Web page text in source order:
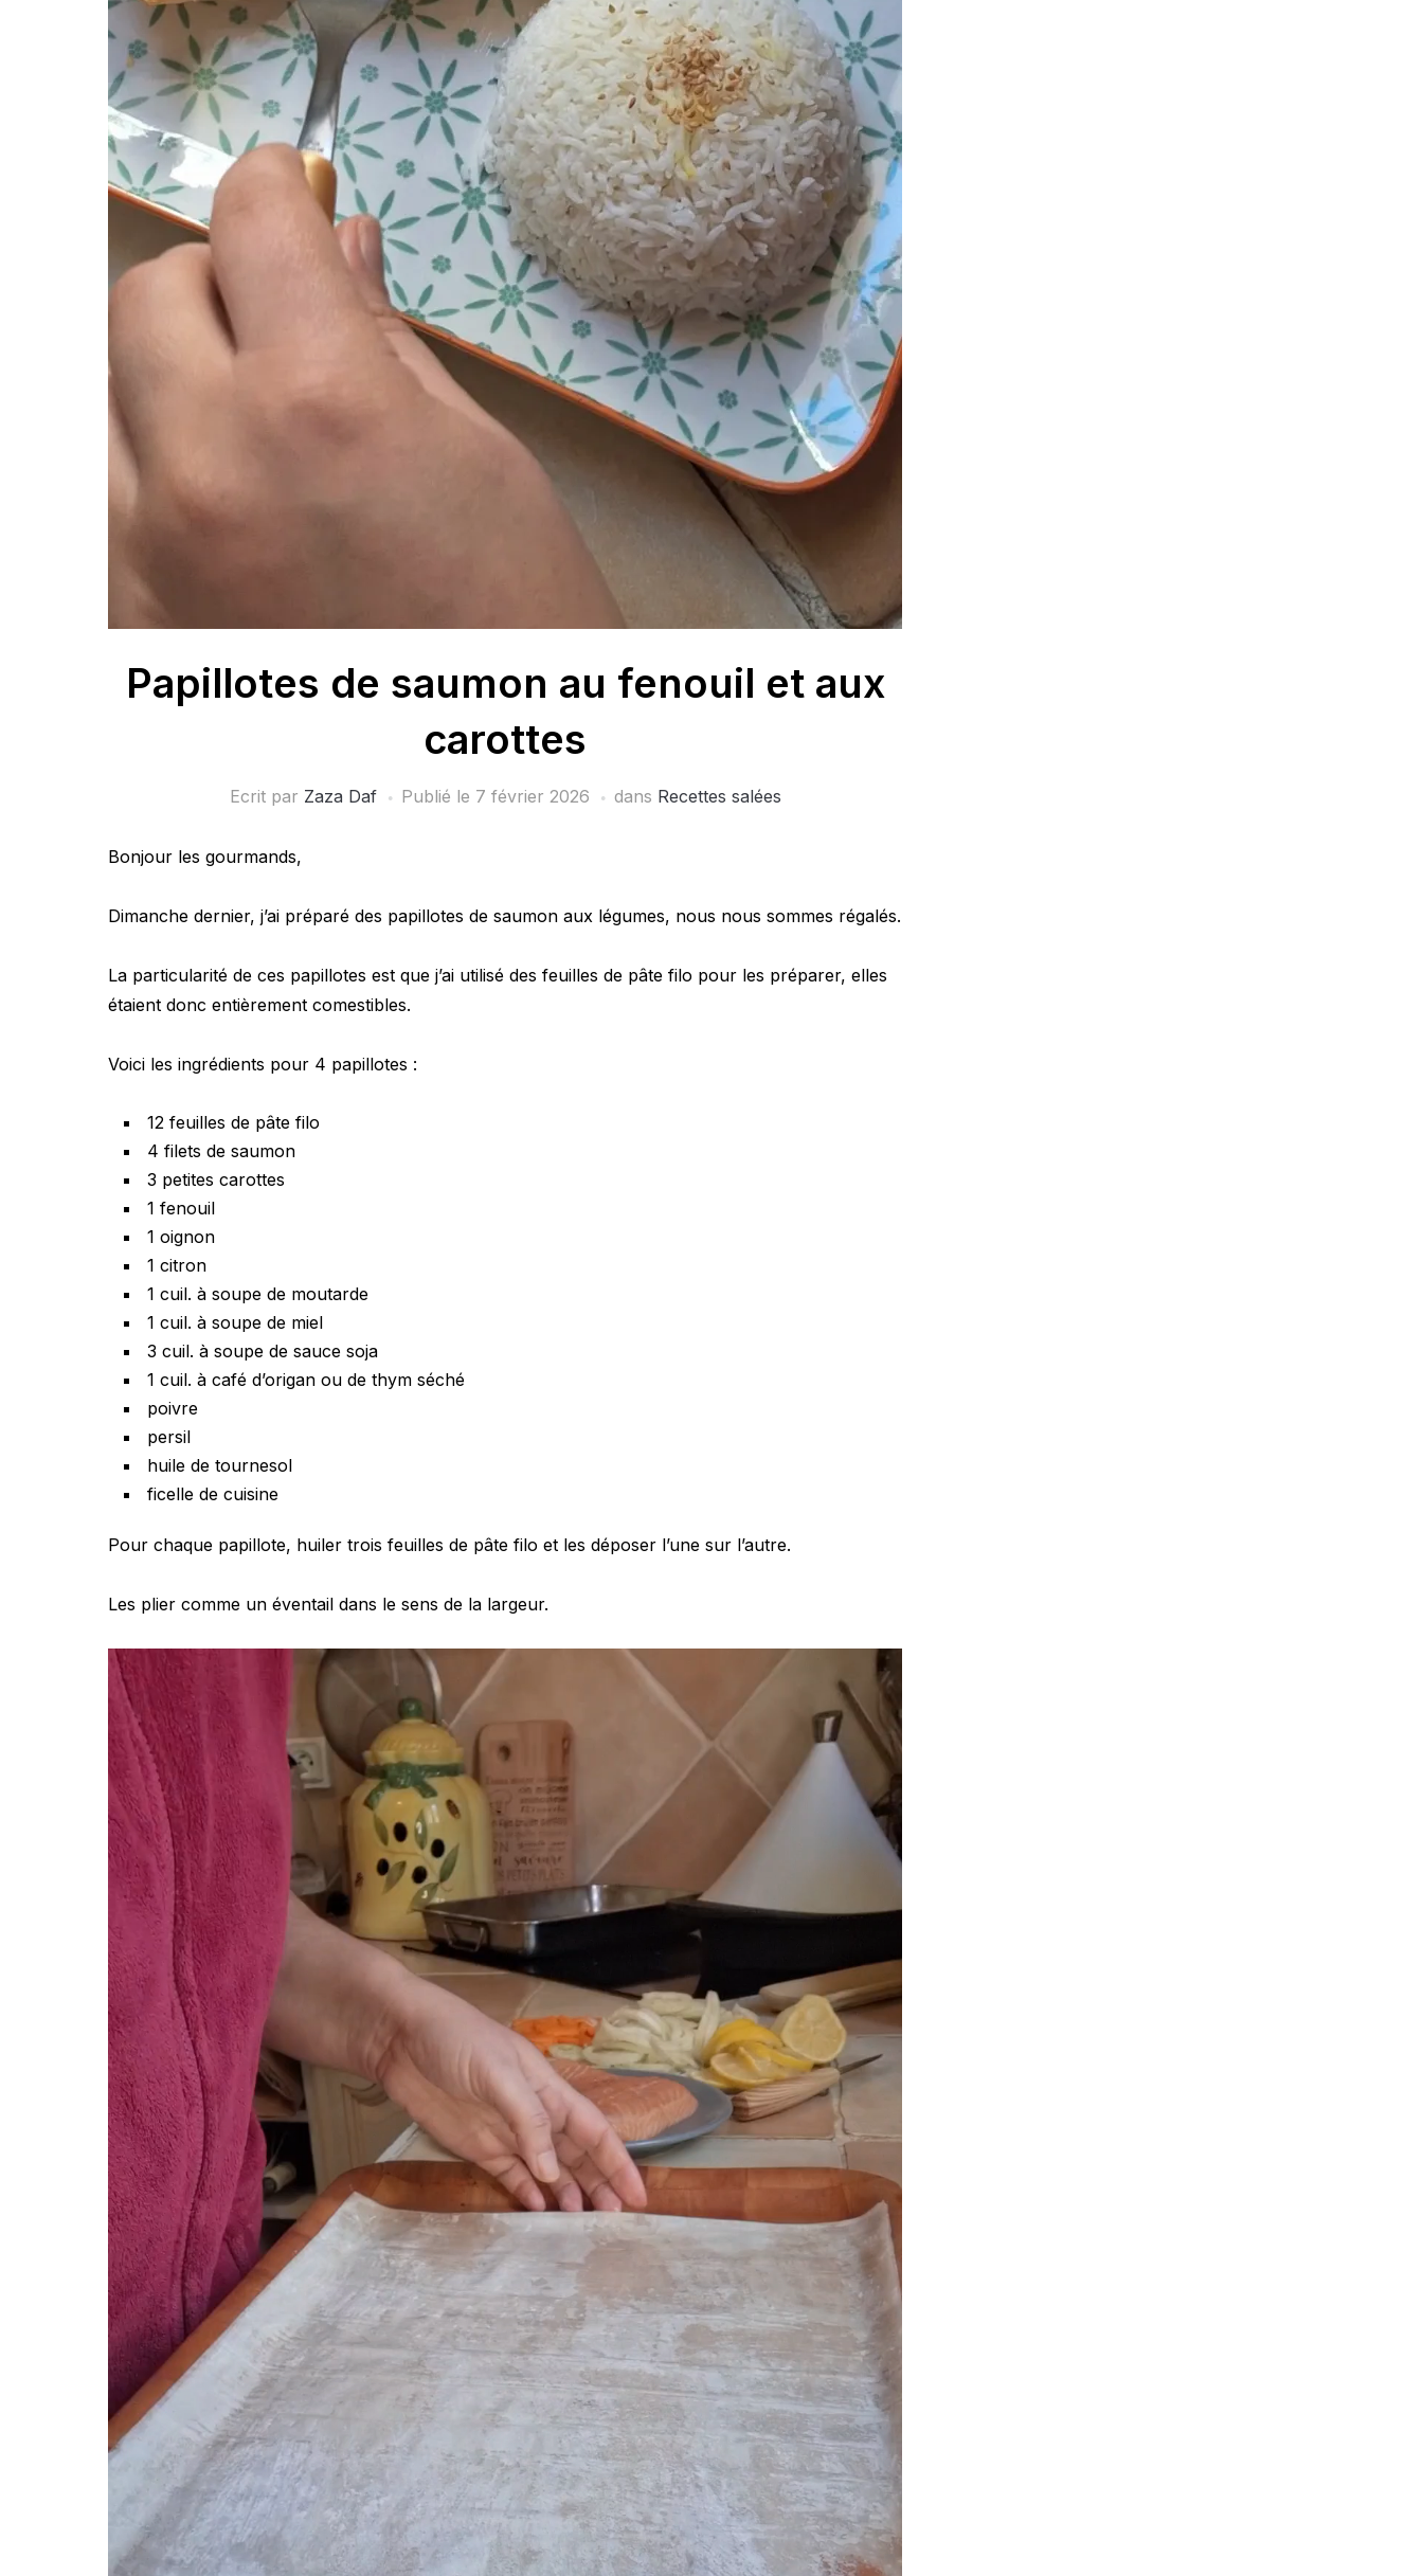
Papillotes de saumon au fenouil et aux
carottes
Ecrit par Zaza Daf Publié le 7 février 2026 dans Recettes salées
Bonjour les gourmands,
Dimanche dernier, j’ai préparé des papillotes de saumon aux légumes, nous nous sommes régalés.
La particularité de ces papillotes est que j’ai utilisé des feuilles de pâte filo pour les préparer, elles
étaient donc entièrement comestibles.
Voici les ingrédients pour 4 papillotes :
12 feuilles de pâte filo
4 filets de saumon
3 petites carottes
1 fenouil
1 oignon
1 citron
1 cuil. à soupe de moutarde
1 cuil. à soupe de miel
3 cuil. à soupe de sauce soja
1 cuil. à café d’origan ou de thym séché
poivre
persil
huile de tournesol
ficelle de cuisine
Pour chaque papillote, huiler trois feuilles de pâte filo et les déposer l’une sur l’autre.
Les plier comme un éventail dans le sens de la largeur.